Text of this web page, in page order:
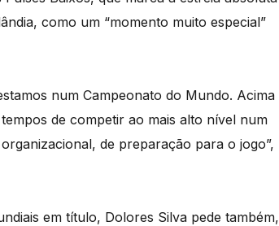
como um “momento muito especial”
num Campeonato do Mundo. Acima
de competir ao mais alto nível num
de preparação para o jogo”,
em título, Dolores Silva pede também,